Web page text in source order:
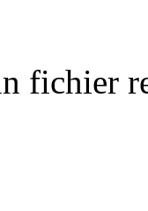
fichier